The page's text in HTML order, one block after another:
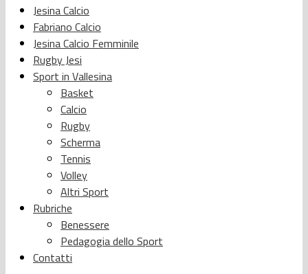
Jesina Calcio
Fabriano Calcio
Jesina Calcio Femminile
Rugby Jesi
Sport in Vallesina
Basket
Calcio
Rugby
Scherma
Tennis
Volley
Altri Sport
Rubriche
Benessere
Pedagogia dello Sport
Contatti